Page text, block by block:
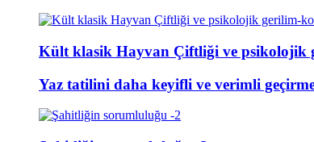
Kült klasik Hayvan Çiftliği ve psikolojik
Yaz tatilini daha keyifli ve verimli